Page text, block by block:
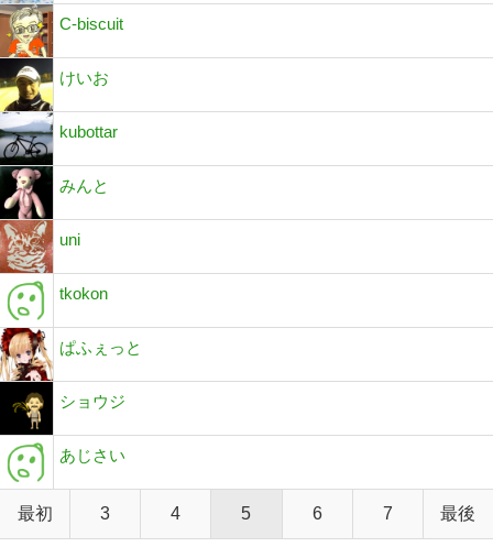
C-biscuit
けいお
kubottar
みんと
uni
tkokon
ぱふぇっと
ショウジ
あじさい
最初 3 4 5 6 7 最後